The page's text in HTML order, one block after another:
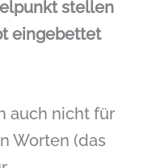
stellen
eingebettet
auch nicht für
Worten (das